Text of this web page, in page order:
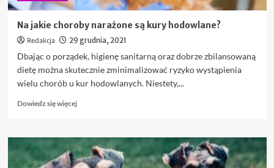
Na jakie choroby narażone są kury hodowlane?
Redakcja 29 grudnia, 2021
Dbając o porządek, higienę sanitarną oraz dobrze zbilansowaną
dietę można skutecznie zminimalizować ryzyko wystąpienia
wielu chorób u kur hodowlanych. Niestety,...
Dowiedz się więcejDowiedz
o
jakie